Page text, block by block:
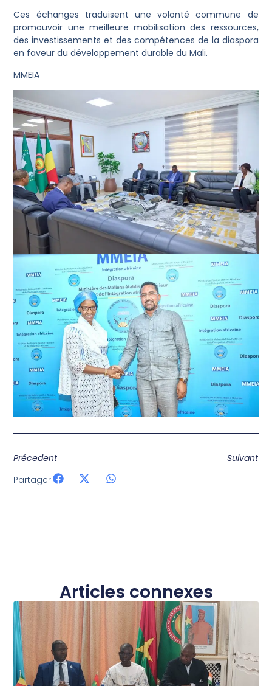
Ces échanges traduisent une volonté commune de
promouvoir une meilleure mobilisation des ressources,
des investissements et des compétences de la diaspora
en faveur du développement durable du Mali.
MMEIA
Précedent
Suivant
Partager
Articles connexes